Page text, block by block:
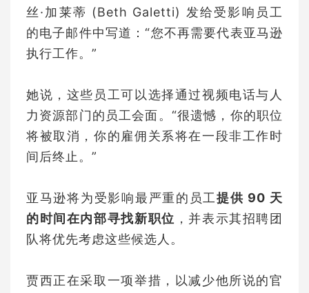
丝·加莱蒂 (Beth Galetti) 发给受影响员工
的电子邮件中写道：“您不再需要代表亚马逊
执行工作。”
她说，这些员工可以选择通过视频电话与人
力资源部门的员工会面。“很遗憾，你的职位
将被取消，你的雇佣关系将在一段非工作时
间后终止。”
亚马逊将为受影响最严重的员工提供 90 天
的时间在内部寻找新职位 ，并表示其招聘团
队将优先考虑这些候选人。
贾西正在采取一项举措，以减少他所说的官